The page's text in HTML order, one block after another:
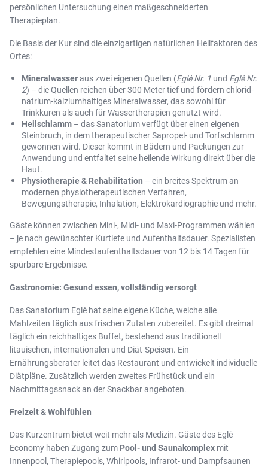
persönlichen Untersuchung einen maßgeschneiderten
Therapieplan.
Die Basis der Kur sind die einzigartigen natürlichen Heilfaktoren des
Ortes:
Mineralwasseraus zwei eigenen Quellen (Eglė Nr. 1 und Eglė Nr.
2) – die Quellen reichen über 300 Meter tief und fördern chlorid-
natrium-kalziumhaltiges Mineralwasser, das sowohl für
Trinkkuren als auch für Wassertherapien genutzt wird.
Heilschlamm – das Sanatorium verfügt über einen eigenen
Steinbruch, in dem therapeutischer Sapropel- und Torfschlamm
gewonnen wird. Dieser kommt in Bädern und Packungen zur
Anwendung und entfaltet seine heilende Wirkung direkt über die
Haut.
Physiotherapie & Rehabilitation – ein breites Spektrum an
modernen physiotherapeutischen Verfahren,
Bewegungstherapie, Inhalation, Elektrokardiographie und mehr.
Gäste können zwischen Mini-, Midi- und Maxi-Programmen wählen
– je nach gewünschter Kurtiefe und Aufenthaltsdauer. Spezialisten
empfehlen eine Mindestaufenthaltsdauer von 12 bis 14 Tagen für
spürbare Ergebnisse.
Gastronomie: Gesund essen, vollständig versorgt
Das Sanatorium Eglė hat seine eigene Küche, welche alle
Mahlzeiten täglich aus frischen Zutaten zubereitet. Es gibt dreimal
täglich ein reichhaltiges Buffet, bestehend aus traditionell
litauischen, internationalen und Diät-Speisen. Ein
Ernährungsberater leitet das Restaurant und entwickelt individuelle
Diätpläne. Zusätzlich werden zweites Frühstück und ein
Nachmittagssnack an der Snackbar angeboten.
Freizeit & Wohlfühlen
Das Kurzentrum bietet weit mehr als Medizin. Gäste des Eglė
Economy haben Zugang zum Pool- und Saunakomplex mit
Innenpool, Therapiepools, Whirlpools, Infrarot- und Dampfsaunen